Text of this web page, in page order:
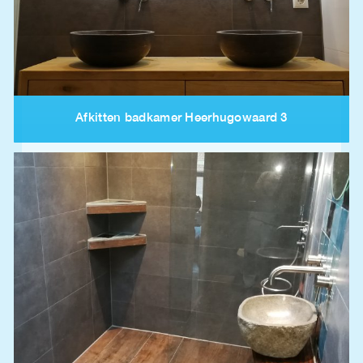
Afkitten badkamer Heerhugowaard 3